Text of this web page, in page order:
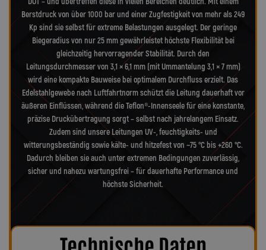
Berstdruck von über 1000 bar und einer Zugfestigkeit von mehr als 249
Kp sind sie selbst für extreme Belastungen ausgelegt. Der geringe
Biegeradius von nur 25 mm gewährleistet höchste Flexibilität bei
gleichzeitig hervorragender Stabilität. Durch den
Leitungsdurchmesser von 3,1 × 6,1 mm (mit Ummantelung 3,1 × 7 mm)
wird eine kompakte Bauweise bei optimalem Durchfluss erzielt. Das
Edelstahlgewebe nach Luftfahrtnorm schützt die Leitung dauerhaft vor
äußeren Einflüssen, während die Teflon®-Innenseele für eine konstante,
präzise Druckübertragung sorgt – selbst nach jahrelangem Einsatz.
Zudem sind unsere Leitungen UV-, feuchtigkeits- und
witterungsbeständig sowie kälte- und hitzefest von −75 °C bis +260 °C.
Dadurch bleiben sie auch unter extremen Bedingungen zuverlässig,
sicher und nahezu wartungsfrei – für dauerhafte Performance und
höchste Sicherheit.